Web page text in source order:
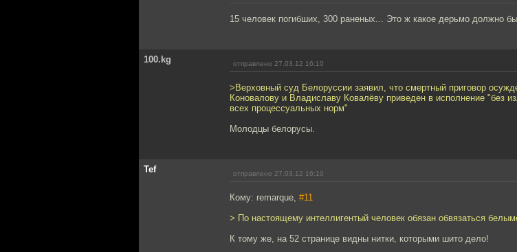
15 человек погибших, 300 раненых... Это ж какое дерьмо должно
100.kg отправлено 27.03.12 16:10
>Верховный суд Белоруссии заявил, что смертный приговор
Коновалову и Владиславу Ковалёву приведен в исполнение "без
всех процессуальных норм"
Молодцы белорусы.
Tef отправлено 27.03.12 16:10
Кому: remarque, #11
> По настоящему интеллигентый человек обязан обвязаться
К тому же, на 52 странице видны нитки, которыми шито дело!